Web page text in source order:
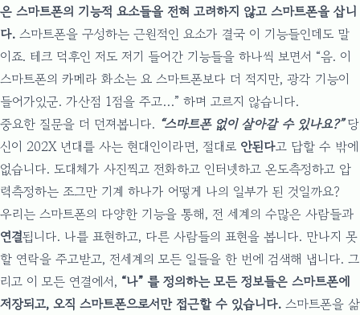
은 스마트폰의 기능적 요소들을 전혀 고려하지 않고 스마트폰을 삽니
다. 스마트폰을 구성하는 근원적인 요소가 결국 이 기능들인데도 말
이죠. 테크 덕후인 저도 저기 들어간 기능들을 하나씩 보면서 “음. 이
스마트폰의 카메라 화소는 요 스마트폰보다 더 적지만, 광각 기능이
들어가있군. 가산점 1점을 주고…” 하며 고르지 않습니다.
중요한 질문을 더 던져봅니다. “스마트폰 없이 살아갈 수 있나요?”당
신이 202X 년대를 사는 현대인이라면, 절대로 안된다고 답할 수 밖에
없습니다. 도대체가 사진찍고 전화하고 인터넷하고 온도측정하고 압
력측정하는 조그만 기계 하나가 어떻게 나의 일부가 된 것일까요?
우리는 스마트폰의 다양한 기능을 통해, 전 세계의 수많은 사람들과
연결됩니다. 나를 표현하고, 다른 사람들의 표현을 봅니다. 만나지 못
할 연락을 주고받고, 전세계의 모든 일들을 한 번에 검색해 냅니다. 그
리고 이 모든 연결에서, “나” 를 정의하는 모든 정보들은 스마트폰에
저장되고, 오직 스마트폰으로서만 접근할 수 있습니다. 스마트폰을 삶